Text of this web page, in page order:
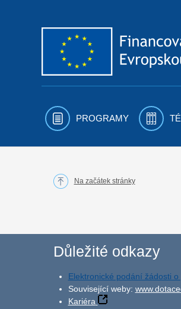
PROGRAMY
Na začátek stránky
Důležité odkazy
Elektronické podání žádosti
Související weby:
Kariéra